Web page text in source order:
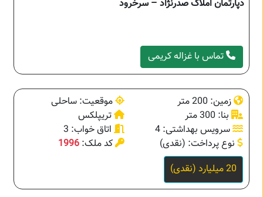
دپارتمان املاک صدرنژاد – سرخرود
تماس با غزاله کریمی
زمین: 200 متر
موقعیت: ساحلی
بنا: 300 متر
تریپلکس
سرویس بهداشتی: 4
اتاق خواب: 3
نوع پرداخت: (نقدی)
کد ملک: 1996
20 میلیارد (نقدی)